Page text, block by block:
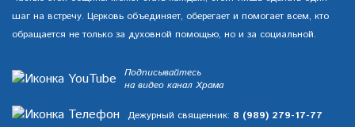
шаг на встречу. Церковь объединяет, оберегает и помогает всем, кто
обращается не только за духовной помощью, но и за социальной.
Подписывайтесь
на видео канал Храма
Дежурный священник: 8 (989) 279-17-77